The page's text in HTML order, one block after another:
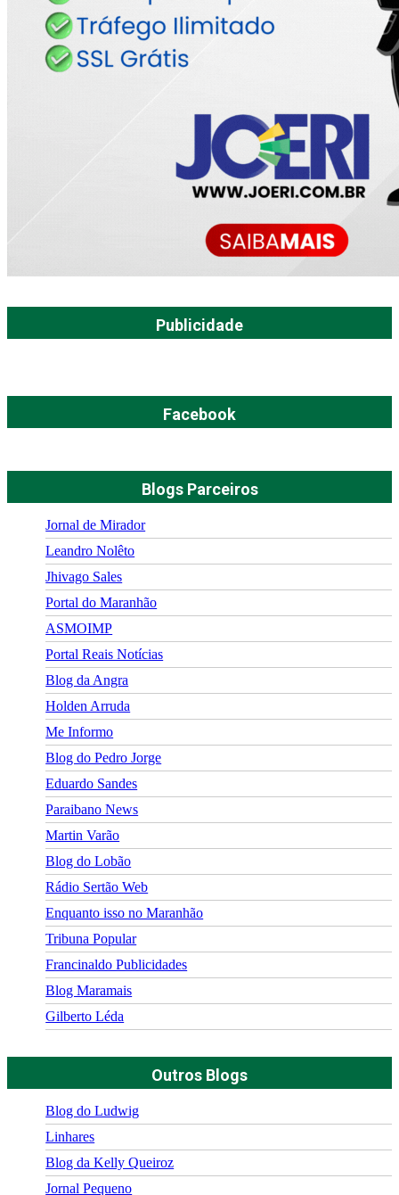
Publicidade
Facebook
Blogs Parceiros
Jornal de Mirador
Leandro Nolêto
Jhivago Sales
Portal do Maranhão
ASMOIMP
Portal Reais Notí­cias
Blog da Angra
Holden Arruda
Me Informo
Blog do Pedro Jorge
Eduardo Sandes
Paraibano News
Martin Varão
Blog do Lobão
Rádio Sertão Web
Enquanto isso no Maranhão
Tribuna Popular
Francinaldo Publicidades
Blog Maramais
Gilberto Léda
Outros Blogs
Blog do Ludwig
Linhares
Blog da Kelly Queiroz
Jornal Pequeno